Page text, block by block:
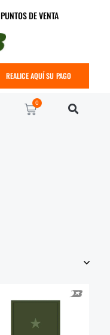
PUNTOS DE VENTA
REALICE AQUÍ SU PAGO
0